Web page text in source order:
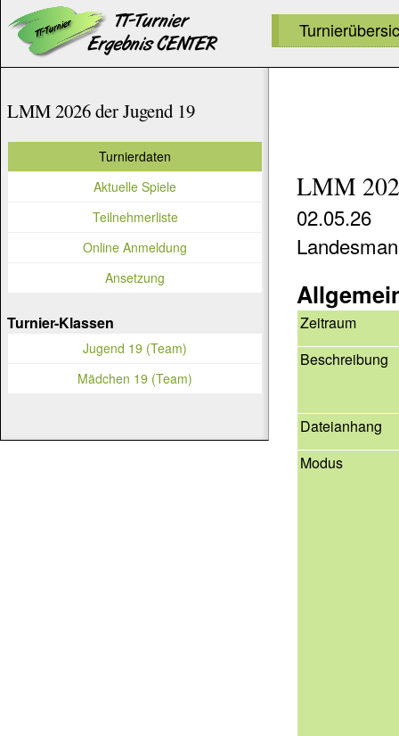
LMM
02.05.26
Zeitraum
Beschreibung
Dateianhang
Modus
LMM 2026 der Jugend 19
Turnierdaten
Aktuelle Spiele
Teilnehmerliste
Online Anmeldung
Ansetzung
Turnier-Klassen
Jugend 19 (Team)
Mädchen 19 (Team)